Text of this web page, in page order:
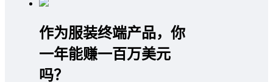
作为服装终端产品，你
一年能赚一百万美元
吗？